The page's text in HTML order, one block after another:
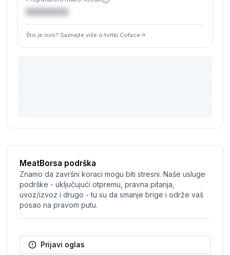
€XXXXXX
Što je ovo? Saznajte više o tvrtki Coface
MeatBorsa podrška
Znamo da završni koraci mogu biti stresni. Naše usluge
podrške - uključujući otpremu, pravna pitanja,
uvoz/izvoz i drugo - tu su da smanje brige i održe vaš
posao na pravom putu.
Prijavi oglas